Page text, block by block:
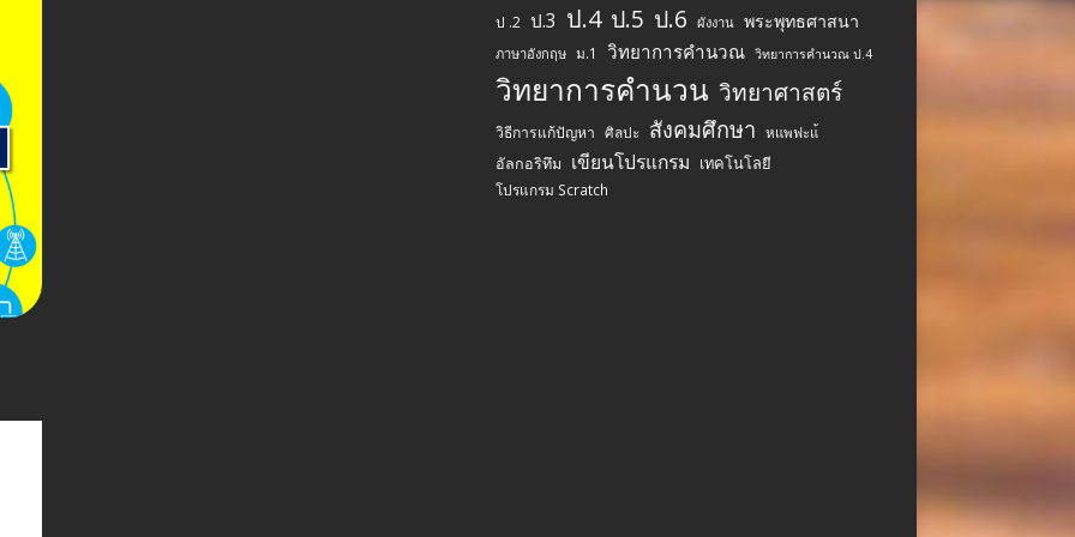
ป .2 ป.3 ป.4 ป.5 ป.6 ผังงาน พระพุทธศาสนา
ภาษาอังกฤษ ม.1 วิทยาการคำนวณ วิทยาการคำนวณ ป.4
วิทยาการคำนวน วิทยาศาสตร์
วิธีการแก้ปัญหา ศิลปะ สังคมศึกษา หแพฟะแ้
อัลกอริทึม เขียนโปรแกรม เทคโนโลยี
โปรแกรม Scratch